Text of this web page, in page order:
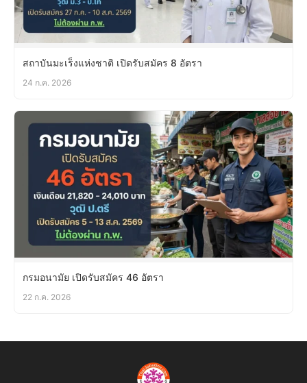
สถาบันมะเร็งแห่งชาติ เปิดรับสมัคร 8 อัตรา
24 ก.ค. 2026
กรมอนามัย เปิดรับสมัคร 46 อัตรา
22 ก.ค. 2026